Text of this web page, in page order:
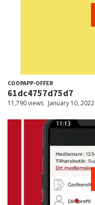
COOPAPP-OFFER
61dc4757d75d7
11,790 views January 10, 2022